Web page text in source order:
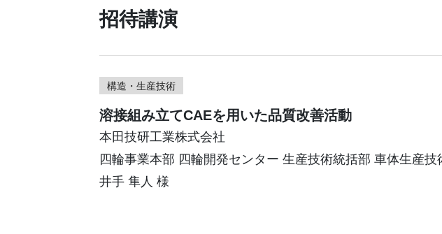
招待講演
構造・生産技術
溶接組み立てCAEを用いた品質改善活動
本田技研工業株式会社
四輪事業本部 四輪開発センター 生産技術統括部 車体生産技
井手 隼人 様